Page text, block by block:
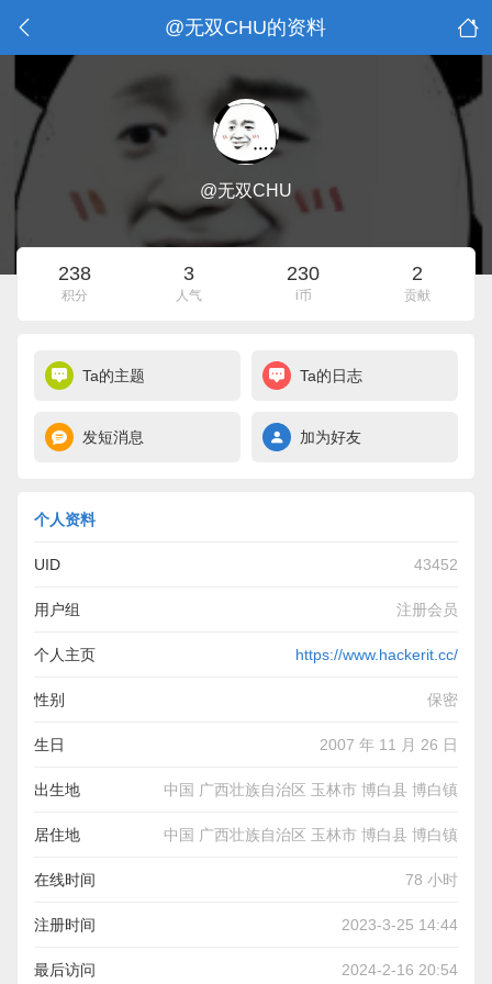
@无双CHU的资料
@无双CHU
238
积分
3
人气
230
i币
2
贡献
Ta的主题 Ta的日志
发短消息 加为好友
个人资料
UID 43452
用户组 注册会员
个人主页 https://www.hackerit.cc/
性别 保密
生日 2007 年 11 月 26 日
出生地 中国 广西壮族自治区 玉林市 博白县 博白镇
居住地 中国 广西壮族自治区 玉林市 博白县 博白镇
在线时间 78 小时
注册时间 2023-3-25 14:44
最后访问 2024-2-16 20:54